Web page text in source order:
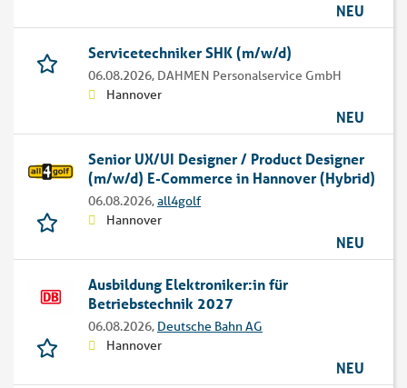
NEU
Servicetechniker SHK (m/w/d)
06.08.2026, DAHMEN Personalservice GmbH
Hannover
NEU
Senior UX/UI Designer / Product Designer
(m/w/d) E-Commerce in Hannover (Hybrid)
06.08.2026,all4golf
Hannover
NEU
Ausbildung Elektroniker:in für
Betriebstechnik 2027
06.08.2026, Deutsche Bahn AG
Hannover
NEU